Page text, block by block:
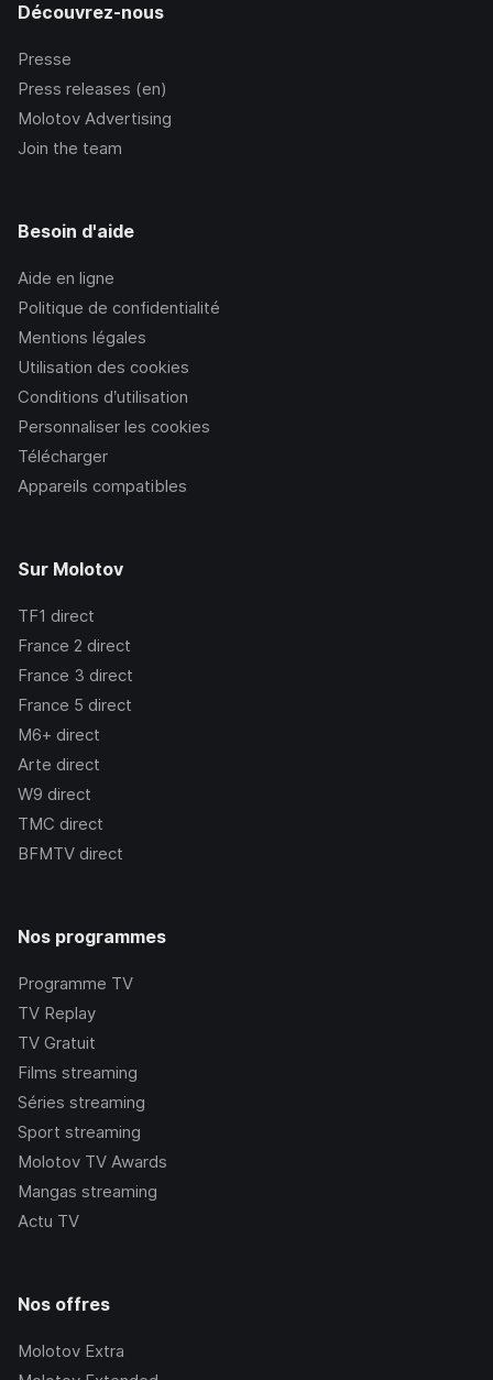
Découvrez-nous
Presse
Press releases (en)
Molotov Advertising
Join the team
Besoin d'aide
Aide en ligne
Politique de confidentialité
Mentions légales
Utilisation des cookies
Conditions d’utilisation
Personnaliser les cookies
Télécharger
Appareils compatibles
Sur Molotov
TF1 direct
France 2 direct
France 3 direct
France 5 direct
M6+ direct
Arte direct
W9 direct
TMC direct
BFMTV direct
Nos programmes
Programme TV
TV Replay
TV Gratuit
Films streaming
Séries streaming
Sport streaming
Molotov TV Awards
Mangas streaming
Actu TV
Nos offres
Molotov Extra